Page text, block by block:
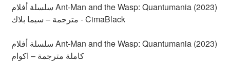
سلسلة أفلام Ant-Man and the Wasp: Quantumania (2023)
مترجمة – سيما بلاك - CimaBlack
سلسلة أفلام Ant-Man and the Wasp: Quantumania (2023)
كاملة مترجمة – اكوام